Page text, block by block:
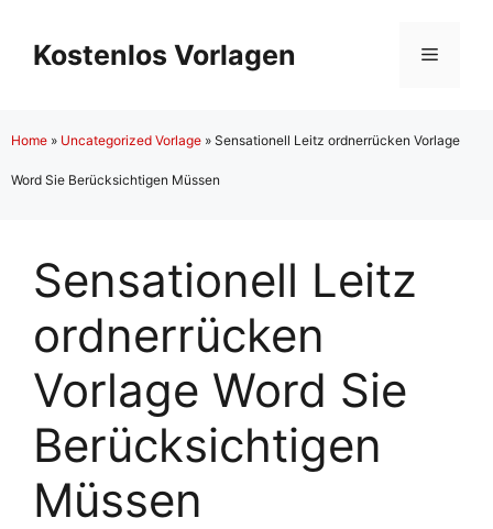
Inhalt
springen
Kostenlos Vorlagen Menü
Home » Uncategorized Vorlage » Sensationell Leitz ordnerrücken Vorlage
Word Sie Berücksichtigen Müssen
Sensationell Leitz
ordnerrücken
Vorlage Word Sie
Berücksichtigen
Müssen